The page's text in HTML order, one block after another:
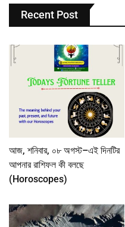
Recent Post
আজ, শনিবার, ০৮ অগস্ট–এই দিনটির
আপনার রাশিফল কী বলছে
(Horoscopes)